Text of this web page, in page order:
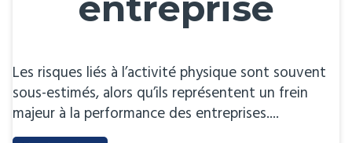
Les risques liés à l’activité physique sont souvent
sous-estimés, alors qu’ils représentent un frein
majeur à la performance des entreprises....